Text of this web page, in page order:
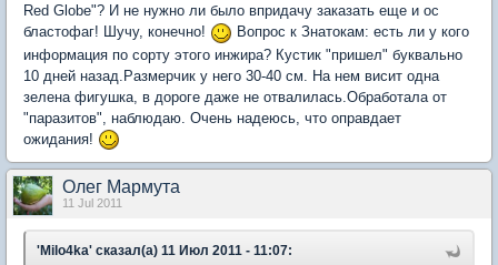
Red Globe"? И не нужно ли было впридачу заказать еще и ос
бластофаг! Шучу, конечно!
Вопрос к Знатокам: есть ли у кого
информация по сорту этого инжира? Кустик "пришел" буквально
10 дней назад.Размерчик у него 30-40 см. На нем висит одна
зелена фигушка, в дороге даже не отвалилась.Обработала от
"паразитов", наблюдаю. Очень надеюсь, что оправдает
ожидания!
Олег Мармута
11 Jul 2011
'Milo4ka' сказал(а) 11 Июл 2011 - 11:07: